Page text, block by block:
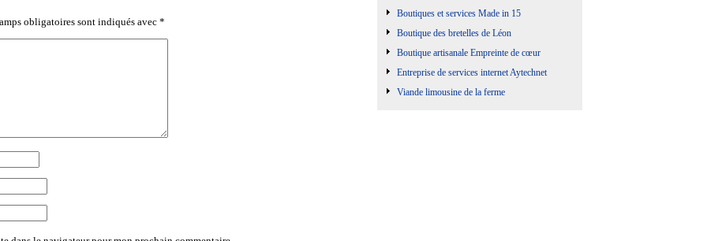
obligatoires sont indiqués avec *
Boutiques et services Made in 15
Boutique des bretelles de Léon
Boutique artisanale Empreinte de cœur
Entreprise de services internet Aytechnet
Viande limousine de la ferme